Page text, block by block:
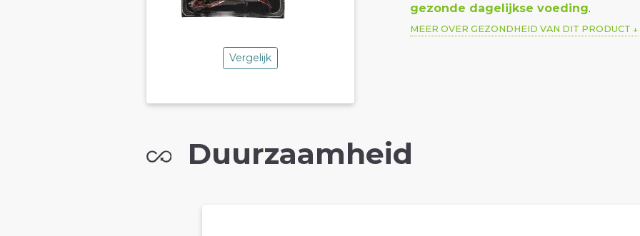
Vergelijk
gezonde dagelijkse voeding.
MEER OVER GEZONDHEID VAN DIT PRODUCT
Duurzaamheid